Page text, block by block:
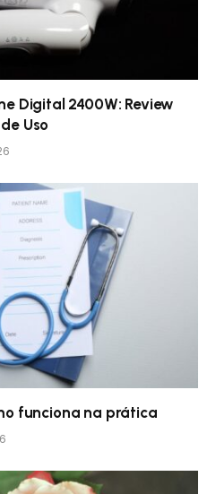
Digital 2400W: Review
Uso
funciona na prática